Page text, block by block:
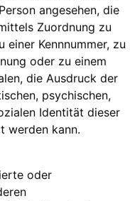
angesehen, die
Zuordnung zu
einer Kennnummer, zu
oder zu einem
die Ausdruck der
psychischen,
Identität dieser
werden kann.
oder